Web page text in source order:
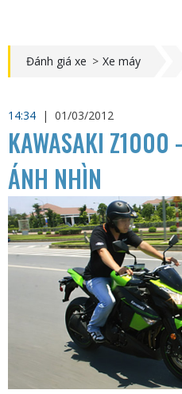
Đánh giá xe > Xe máy
14:34 | 01/03/2012
KAWASAKI Z1000
ÁNH NHÌN